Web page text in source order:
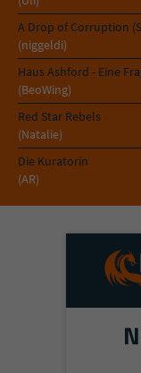
A Drop of Corruption
(niggeldi)
Haus Ashford - Eine
(BeoWing)
Red Star Rebels
(Natalie)
Die Kuratorin
(AR)